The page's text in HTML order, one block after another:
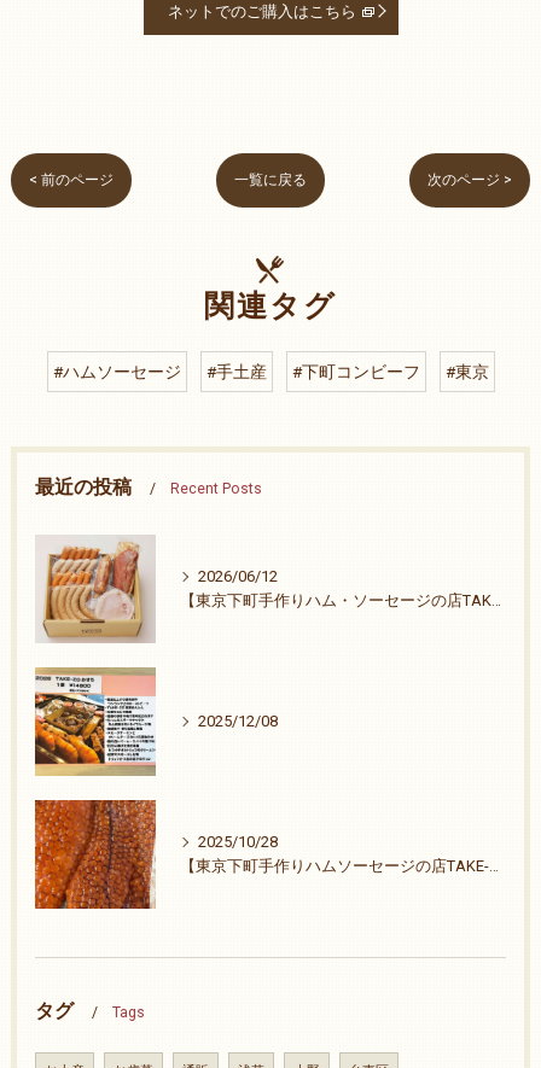
ネットでのご購入はこちら
< 前のページ 一覧に戻る 次のページ >
関連タグ
#ハムソーセージ #手土産 #下町コンビーフ #東京
最近の投稿 Recent Posts
2026/06/12
【東京下町手作りハム・ソーセージの店TAKE-ZO】祭りも終わりました。
2025/12/08
2025/10/28
【東京下町手作りハムソーセージの店TAKE-ZO】ご無沙汰致しました。26周年ありがとうございます。
タグ Tags